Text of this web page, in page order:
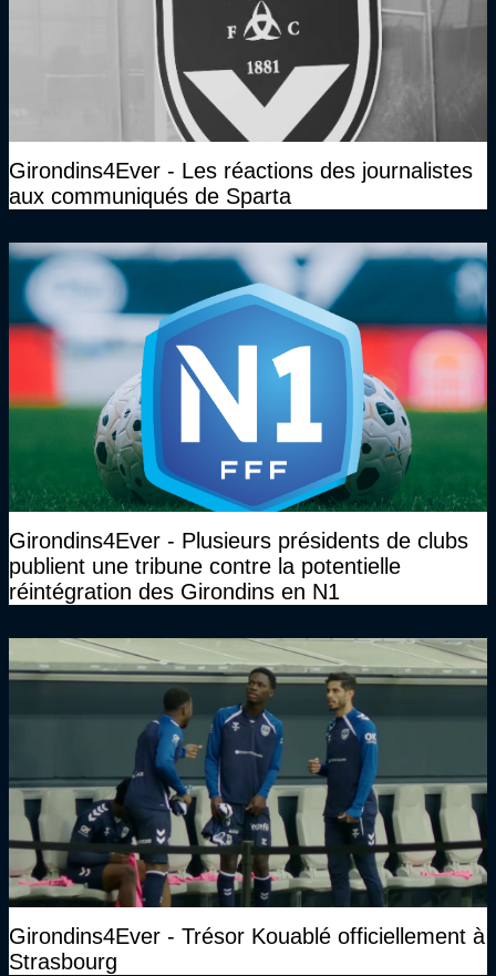
Girondins4Ever - Les réactions des journalistes
aux communiqués de Sparta
Girondins4Ever - Plusieurs présidents de clubs
publient une tribune contre la potentielle
réintégration des Girondins en N1
Girondins4Ever - Trésor Kouablé officiellement à
Strasbourg